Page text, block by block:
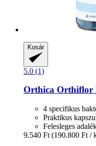
Kosár
5.0 (1)
Orthica Orthiflor
4 specifikus
Praktikus
Felesleges
9.540 Ft (190.800 Ft /